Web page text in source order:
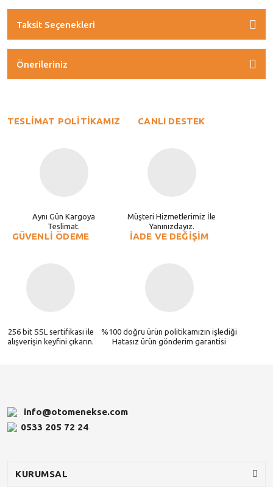
Taksit Seçenekleri
Önerileriniz
TESLİMAT POLİTİKAMIZ
Aynı Gün Kargoya
Teslimat.
CANLI DESTEK
Müşteri Hizmetlerimiz İle
Yanınızdayız.
GÜVENLİ ÖDEME
256 bit SSL sertifikası ile
alışverişin keyfini çıkarın.
İADE VE DEĞİŞİM
%100 doğru ürün politikamızın işlediği
Hatasız ürün gönderim garantisi
info@otomenekse.com
0533 205 72 24
KURUMSAL